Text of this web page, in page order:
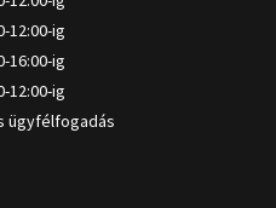
12:00-ig
16:00-ig
12:00-ig
ügyfélfogadás